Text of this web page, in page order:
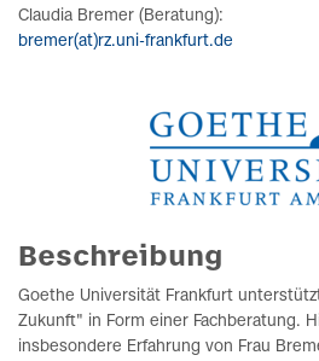
Claudia Bremer (Beratung):
bremer(at)rz.uni-frankfurt.de
Beschreibung
Goethe Universität Frankfurt
Zukunft" in Form einer Fachberatung.
insbesondere Erfahrung von Frau